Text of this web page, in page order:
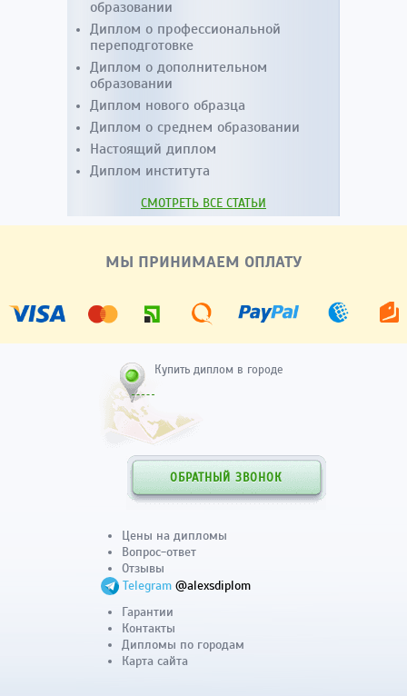
образовании
Диплом о профессиональной
переподготовке
Диплом о дополнительном
образовании
Диплом нового образца
Диплом о среднем образовании
Настоящий диплом
Диплом института
СМОТРЕТЬ ВСЕ СТАТЬИ
МЫ ПРИНИМАЕМ ОПЛАТУ
Купить диплом в городе
ОБРАТНЫЙ ЗВОНОК
Цены на дипломы
Вопрос-ответ
Отзывы
Telegram @alexsdiplom
Гарантии
Контакты
Дипломы по городам
Карта сайта